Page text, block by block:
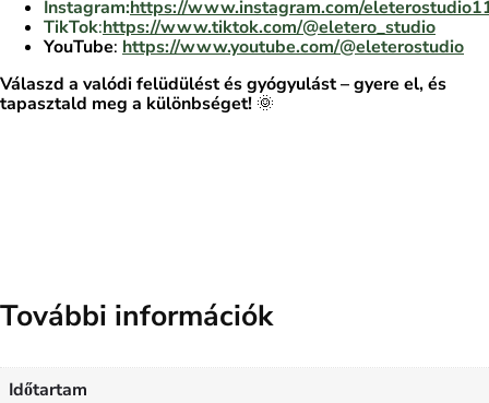
Instagram:https://www.instagram.com/
TikTok:https://www.tiktok.com/@eletero_studio
YouTube: https://www.youtube.com/@eleterostudio
Válaszd a valódi felüdülést és gyógyulást – gyere el, és
tapasztald meg a különbséget! 🌞
További információk
Időtartam